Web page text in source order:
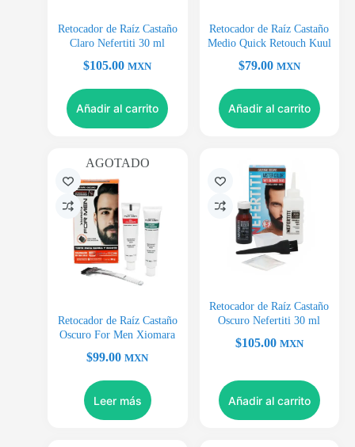
Retocador de Raíz Castaño
Claro Nefertiti 30 ml
$105.00 MXN
Añadir al carrito
Retocador de Raíz Castaño
Medio Quick Retouch Kuul
$79.00 MXN
Añadir al carrito
AGOTADO
Retocador de Raíz Castaño
Oscuro For Men Xiomara
$99.00 MXN
Leer más
Retocador de Raíz Castaño
Oscuro Nefertiti 30 ml
$105.00 MXN
Añadir al carrito